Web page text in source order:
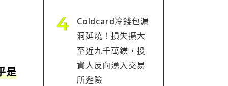
是
Coldcard冷錢包漏
洞延燒！損失擴大
至近九千萬鎂，投
資人反向湧入交易
所避險